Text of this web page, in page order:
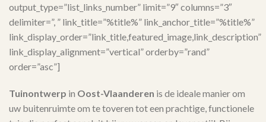
output_type=”list_links_number” limit=”9″ columns=”3″
delimiter=”, ” link_title=”%title%” link_anchor_title=”%title%”
link_display_order=”link_title,featured_image,link_description”
link_display_alignment=”vertical” orderby=”rand”
order=”asc”]
Tuinontwerp in Oost-Vlaanderen is de ideale manier om
uw buitenruimte om te toveren tot een prachtige, functionele